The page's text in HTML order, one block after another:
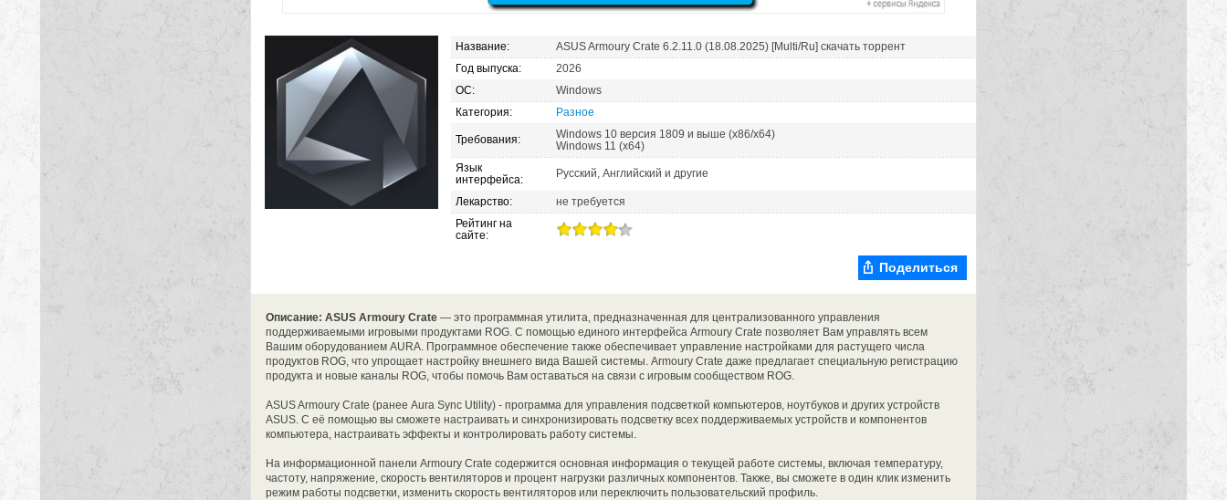
Название:
ASUS Armoury Crate 6.2.11.0 (18.08.2025) [Multi/Ru] скачать торрент
Год выпуска:
2026
ОС:
Windows
Категория:
Разное
Требования:
Windows 10 версия 1809 и выше (x86/x64)
Windows 11 (x64)
Язык
интерфейса:
Русский, Английский и другие
Лекарство:
не требуется
Рейтинг на
сайте:
Поделиться
Описание: ASUS Armoury Crate — это программная утилита, предназначенная для централизованного управления
поддерживаемыми игровыми продуктами ROG. С помощью единого интерфейса Armoury Crate позволяет Вам управлять всем
Вашим оборудованием AURA. Программное обеспечение также обеспечивает управление настройками для растущего числа
продуктов ROG, что упрощает настройку внешнего вида Вашей системы. Armoury Crate даже предлагает специальную регистрацию
продукта и новые каналы ROG, чтобы помочь Вам оставаться на связи с игровым сообществом ROG.
ASUS Armoury Crate (ранее Aura Sync Utility) - программа для управления подсветкой компьютеров, ноутбуков и других устройств
ASUS. С её помощью вы сможете настраивать и синхронизировать подсветку всех поддерживаемых устройств и компонентов
компьютера, настраивать эффекты и контролировать работу системы.
На информационной панели Armoury Crate содержится основная информация о текущей работе системы, включая температуру,
частоту, напряжение, скорость вентиляторов и процент нагрузки различных компонентов. Также, вы сможете в один клик изменить
режим работы подсветки, изменить скорость вентиляторов или переключить пользовательский профиль.